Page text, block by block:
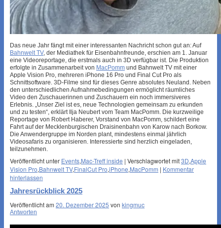
Das neue Jahr fängt mit einer interessanten Nachricht schon gut an: Auf
Bahnwelt TV, der Mediathek für Eisenbahnfreunde, erschien am 1. Januar
eine Videoreportage, die erstmals auch in 3D verfügbar ist. Die Produktion
erfolgte in Zusammenarbeit von MacPomm und Bahnwelt TV mit einer
Apple Vision Pro, mehreren iPhone 16 Pro und Final Cut Pro als
Schnittsoftware. 3D-Filme sind für dieses Genre absolutes Neuland. Neben
den unterschiedlichen Aufnahmebedingungen ermöglicht räumliches
Video den Zuschauerinnen und Zuschauern ein noch immersiveres
Erlebnis. „Unser Ziel ist es, neue Technologien gemeinsam zu erkunden
und zu testen“, erklärt Ilja Neubert vom Team MacPomm. Die kurzweilige
Reportage von Robert Haberer, Vorstand von MacPomm, schildert eine
Fahrt auf der Mecklenburgischen Draisinenbahn von Karow nach Borkow.
Die Anwendergruppe im Norden plant, mindestens einmal jährlich
Videosafaris zu organisieren. Interessierte sind herzlich eingeladen,
teilzunehmen.
Veröffentlicht unter Events,Mac-Treff inside | Verschlagwortet mit3D,Apple
Vision Pro,Bahnwelt TV,FinalCut Pro,iPhone,MacPomm | Kommentar
hinterlassen
Jahresrückblick 2025
Veröffentlicht am 20. Dezember 2025 von kingmuc
Antworten